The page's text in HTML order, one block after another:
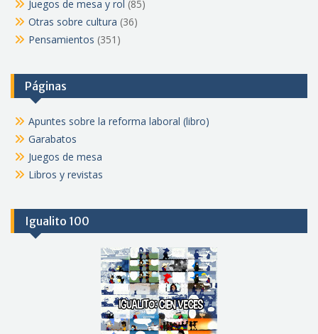
Juegos de mesa y rol (85)
Otras sobre cultura (36)
Pensamientos (351)
Páginas
Apuntes sobre la reforma laboral (libro)
Garabatos
Juegos de mesa
Libros y revistas
Igualito 100